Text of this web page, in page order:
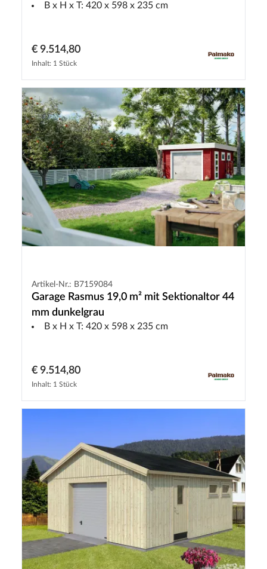
B x H x T: 420 x 598 x 235 cm
€ 9.514,80
Inhalt: 1 Stück
Artikel-Nr.: B7159084
Garage Rasmus 19,0 m² mit Sektionaltor 44
mm dunkelgrau
B x H x T: 420 x 598 x 235 cm
€ 9.514,80
Inhalt: 1 Stück